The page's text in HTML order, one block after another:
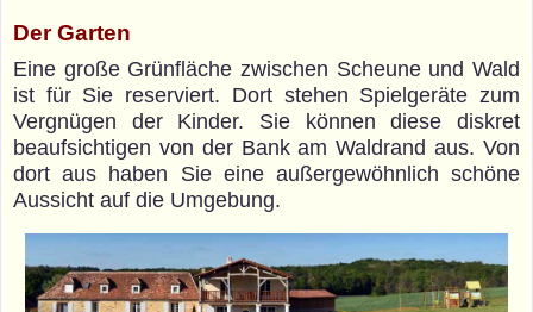
Der Garten
Eine große Grünfläche zwischen Scheune und Wald
ist für Sie reserviert. Dort stehen Spielgeräte zum
Vergnügen der Kinder. Sie können diese diskret
beaufsichtigen von der Bank am Waldrand aus. Von
dort aus haben Sie eine außergewöhnlich schöne
Aussicht auf die Umgebung.